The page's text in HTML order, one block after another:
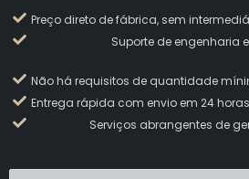
Preço direto de fábrica, sem
Suporte de engenharia
Não há requisitos de quantidade
Entrega rápida com envio em 24
Serviços abrangentes de